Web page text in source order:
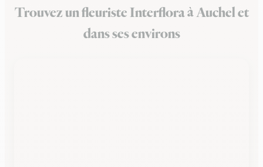
Trouvez un fleuriste Interflora à Auchel et
dans ses environs